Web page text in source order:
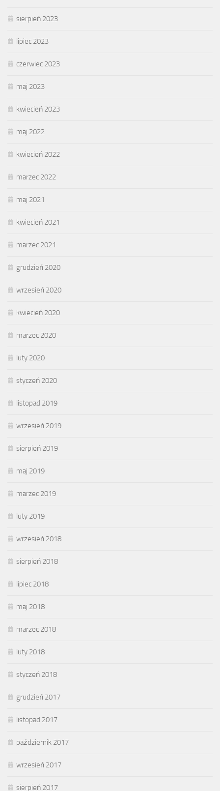
sierpień 2023
lipiec 2023
czerwiec 2023
maj 2023
kwiecień 2023
maj 2022
kwiecień 2022
marzec 2022
maj 2021
kwiecień 2021
marzec 2021
grudzień 2020
wrzesień 2020
kwiecień 2020
marzec 2020
luty 2020
styczeń 2020
listopad 2019
wrzesień 2019
sierpień 2019
maj 2019
marzec 2019
luty 2019
wrzesień 2018
sierpień 2018
lipiec 2018
maj 2018
marzec 2018
luty 2018
styczeń 2018
grudzień 2017
listopad 2017
październik 2017
wrzesień 2017
sierpień 2017